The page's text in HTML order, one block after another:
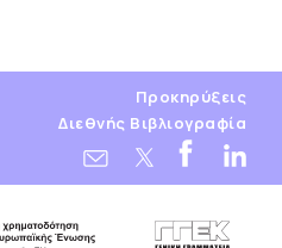
Προκηρύξεις
Διεθνής Βιβλιογραφία